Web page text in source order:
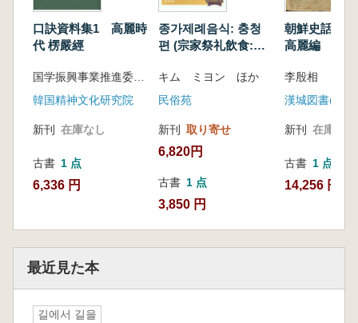
口訣資料集1 高麗時
代 楞嚴經
国学振興事業推進委員会 編
韓国精神文化研究院
新刊 在庫なし
古書 1 点
6,336 円
종가제례음식: 충청
편 (宗家祭礼飲食:忠
キム ミヨン ほか
民俗苑
新刊 取り寄せ
6,820円
古書 1 点
3,850 円
朝鮮史話集
高麗編
李殷相
漢城図書(株)
新刊 在庫なし
古書 1 点
14,256 円
最近見た本
길에서 길을